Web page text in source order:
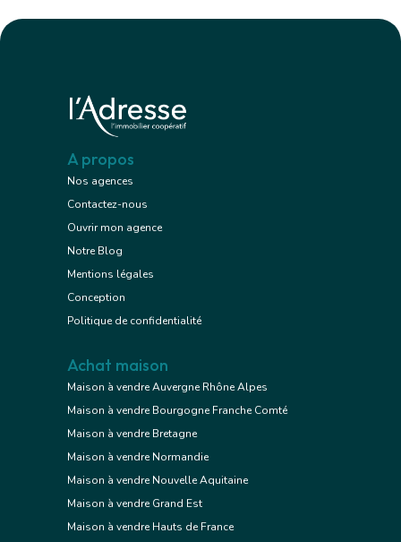
A propos
Nos agences
Contactez-nous
Ouvrir mon agence
Notre Blog
Mentions légales
Conception
Politique de confidentialité
Achat maison
Maison à vendre Auvergne Rhône Alpes
Maison à vendre Bourgogne Franche Comté
Maison à vendre Bretagne
Maison à vendre Normandie
Maison à vendre Nouvelle Aquitaine
Maison à vendre Grand Est
Maison à vendre Hauts de France